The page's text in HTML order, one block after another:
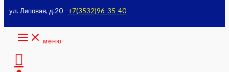
ул. Липовая, д.20 +7(3532)96-35-40
меню
Поиск